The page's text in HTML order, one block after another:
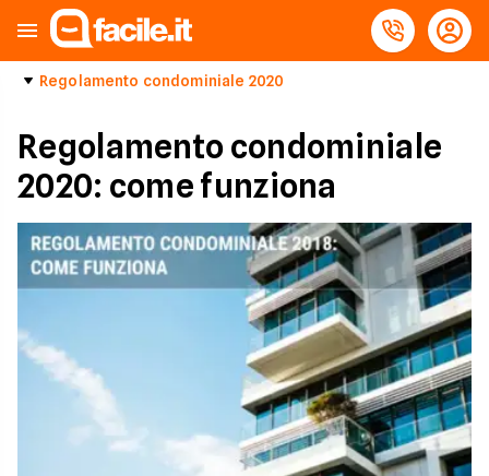
Regolamento condominiale 2020
Regolamento condominiale
2020: come funziona